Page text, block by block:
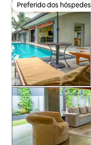
Preferido dos hóspedes
Preferido dos hóspedes